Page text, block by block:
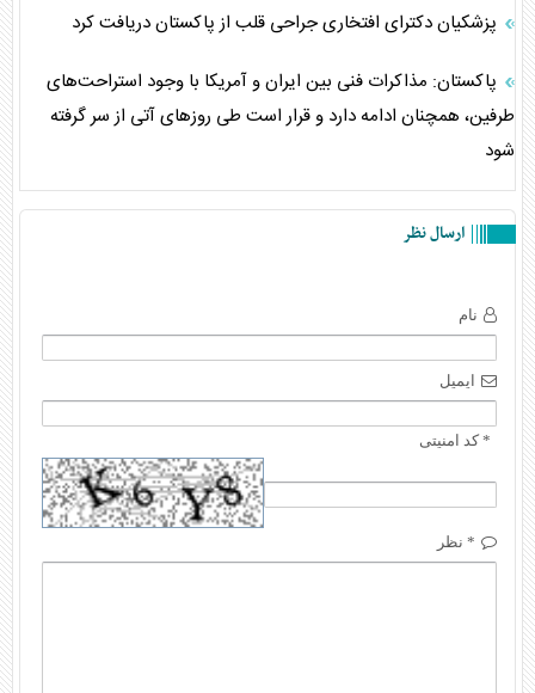
پزشکیان دکترای افتخاری جراحی قلب از پاکستان دریافت کرد
پاکستان: مذاکرات فنی بین ایران و آمریکا با وجود استراحت‌های
طرفین، همچنان ادامه دارد و قرار است طی روز‌های آتی از سر گرفته
شود
ارسال نظر
نام
ایمیل
* کد امنیتی
* نظر